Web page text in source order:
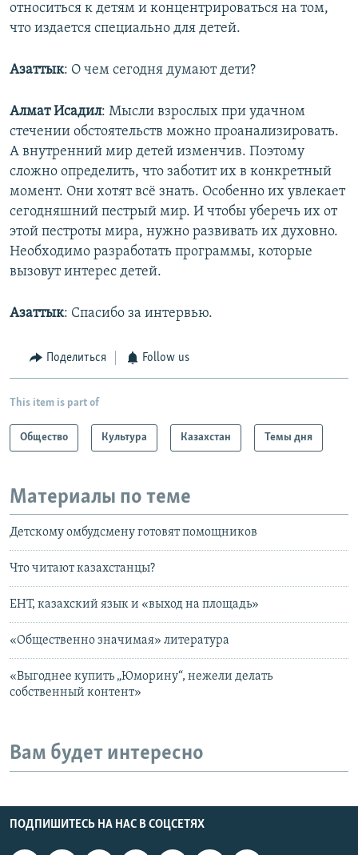
относиться к детям и концентрироваться на том,
что издается специально для детей.
Азаттык: О чем сегодня думают дети?
Алмат Исадил: Мысли взрослых при удачном
стечении обстоятельств можно проанализировать.
А внутренний мир детей изменчив. Поэтому
сложно определить, что заботит их в конкретный
момент. Они хотят всё знать. Особенно их увлекает
сегодняшний пестрый мир. И чтобы уберечь их от
этой пестроты мира, нужно развивать их духовно.
Необходимо разработать программы, которые
вызовут интерес детей.
Азаттык: Спасибо за интервью.
Поделиться Follow us
This item is part of
Общество Культура Казахстан Темы дня
Материалы по теме
Детскому омбудсмену готовят помощников
Что читают казахстанцы?
ЕНТ, казахский язык и «выход на площадь»
«Общественно значимая» литература
«Выгоднее купить „Юморину“, нежели делать
собственный контент»
Вам будет интересно
ПОДПИШИТЕСЬ НА НАС В СОЦСЕТЯХ